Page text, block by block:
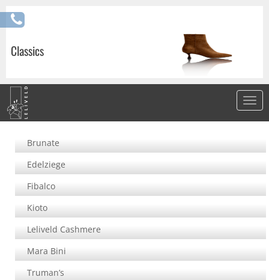
Classics
Brunate
Edelziege
Fibalco
Kioto
Leliveld Cashmere
Mara Bini
Truman’s